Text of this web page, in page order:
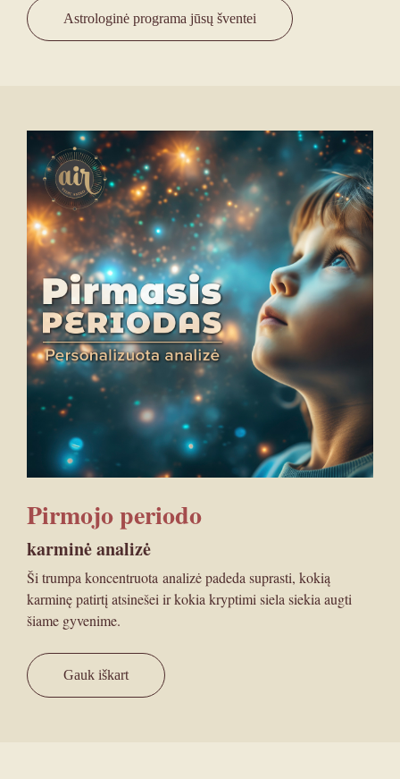
Astrologinė programa jūsų šventei
Pirmojo periodo
karminė analizė
Ši trumpa koncentruota analizė padeda suprasti, kokią
karminę patirtį atsinešei ir kokia kryptimi siela siekia augti
šiame gyvenime.
Gauk iškart